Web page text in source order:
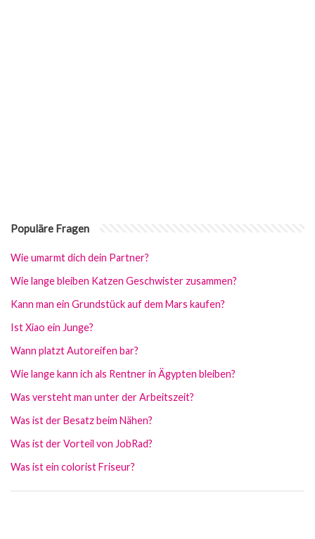
Populäre Fragen
Wie umarmt dich dein Partner?
Wie lange bleiben Katzen Geschwister zusammen?
Kann man ein Grundstück auf dem Mars kaufen?
Ist Xiao ein Junge?
Wann platzt Autoreifen bar?
Wie lange kann ich als Rentner in Ägypten bleiben?
Was versteht man unter der Arbeitszeit?
Was ist der Besatz beim Nähen?
Was ist der Vorteil von JobRad?
Was ist ein colorist Friseur?